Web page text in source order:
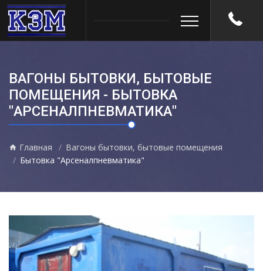
ВАГОНЫ БЫТОВКИ, БЫТОВЫЕ
ПОМЕЩЕНИЯ - БЫТОВКА
"АРСЕНАЛПНЕВМАТИКА"
Главная
Вагоны бытовки, бытовые помещения
Бытовка "Арсеналпневматика"